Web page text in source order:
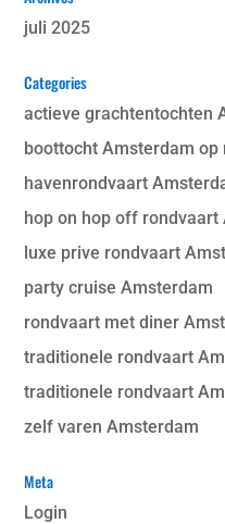
juli 2025
Categories
actieve grachtentochten
boottocht Amsterdam op
havenrondvaart
hop on hop off rondvaart
luxe prive rondvaart
party cruise Amsterdam
rondvaart met diner
traditionele rondvaart
traditionele rondvaart
zelf varen Amsterdam
Meta
Login